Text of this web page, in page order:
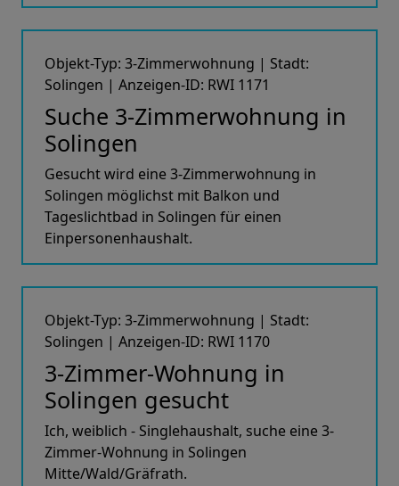
Objekt-Typ: 3-Zimmerwohnung | Stadt:
Solingen | Anzeigen-ID: RWI 1171
Suche 3-Zimmerwohnung in
Solingen
Gesucht wird eine 3-Zimmerwohnung in
Solingen möglichst mit Balkon und
Tageslichtbad in Solingen für einen
Einpersonenhaushalt.
Objekt-Typ: 3-Zimmerwohnung | Stadt:
Solingen | Anzeigen-ID: RWI 1170
3-Zimmer-Wohnung in
Solingen gesucht
Ich, weiblich - Singlehaushalt, suche eine 3-
Zimmer-Wohnung in Solingen
Mitte/Wald/Gräfrath.